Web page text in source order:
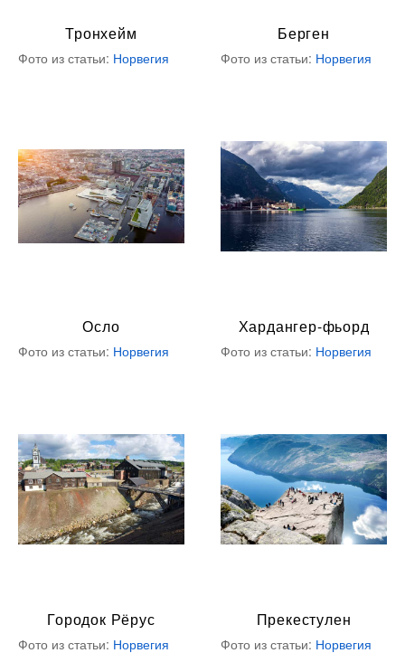
Тронхейм
Фото из статьи: Норвегия
Берген
Фото из статьи: Норвегия
Осло
Фото из статьи: Норвегия
Хардангер-фьорд
Фото из статьи: Норвегия
Городок Рёрус
Фото из статьи: Норвегия
Прекестулен
Фото из статьи: Норвегия